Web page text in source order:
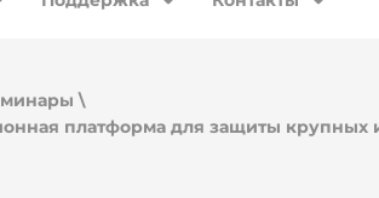
\
платформа для защиты крупных